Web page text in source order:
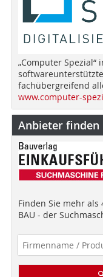
„Computer
fachübergreifend
www.computer-
Anbieter finden
Finden Sie mehr als
BAU - der